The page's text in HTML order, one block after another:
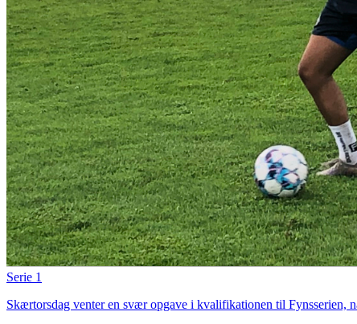
Serie 1
Skærtorsdag venter en svær opgave i kvalifikationen til Fynsserien,